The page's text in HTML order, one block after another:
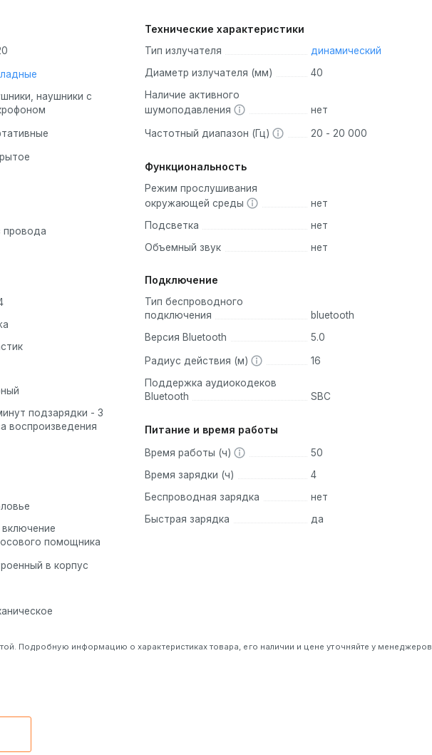
наушники с
провода
подзарядки - 3
воспроизведения
помощника
в корпус
Технические характеристики
Тип излучателя
динамический
Диаметр излучателя (мм)
40
Наличие активного
шумоподавления
нет
Частотный диапазон (Гц) 20 - 20 000
Функциональность
Режим прослушивания
окружающей среды
нет
Подсветка
нет
Объемный звук
нет
Подключение
Тип беспроводного
подключения
bluetooth
Версия Bluetooth
5.0
Радиус действия (м)
16
Поддержка аудиокодеков
Bluetooth
SBC
Питание и время работы
Время работы (ч)
50
Время зарядки (ч)
4
Беспроводная зарядка
нет
Быстрая зарядка
да
Подробную информацию о характеристиках товара, его наличии и цене уточняйте у менеджеров.